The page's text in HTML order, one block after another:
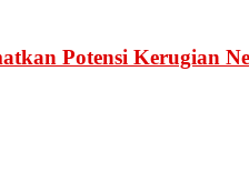
Potensi Kerugian